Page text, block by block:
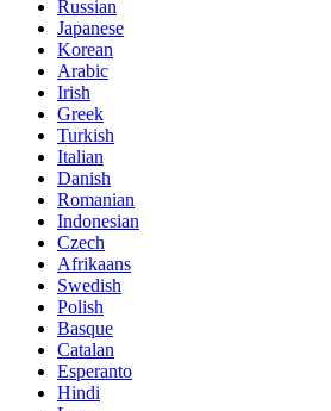
Russian
Japanese
Korean
Arabic
Irish
Greek
Turkish
Italian
Danish
Romanian
Indonesian
Czech
Afrikaans
Swedish
Polish
Basque
Catalan
Esperanto
Hindi